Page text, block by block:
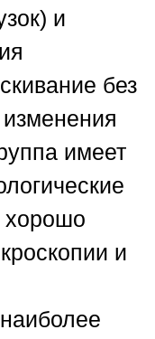
и
без
имеет
хорошо
и